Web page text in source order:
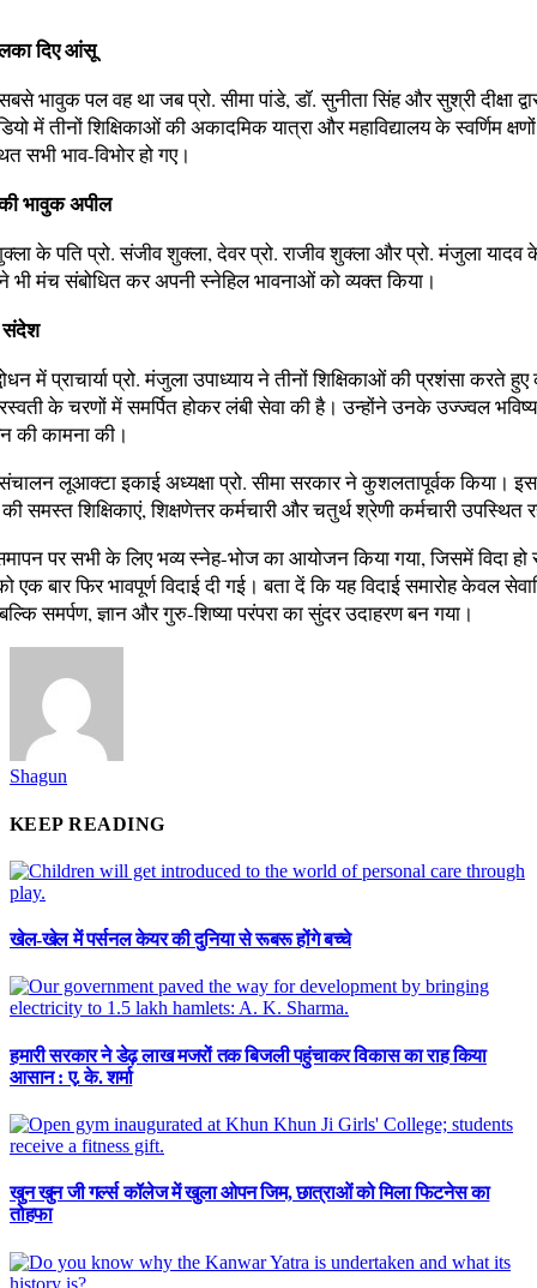
दिए आंसू
भावुक पल वह था जब प्रो. सीमा पांडे, डॉ. सुनीता सिंह और सुश्री दीक्षा
में तीनों शिक्षिकाओं की अकादमिक यात्रा और महाविद्यालय के स्वर्णिम
सभी भाव-विभोर हो गए।
भावुक अपील
के पति प्रो. संजीव शुक्ला, देवर प्रो. राजीव शुक्ला और प्रो. मंजुला यादव
ने भी मंच संबोधित कर अपनी स्नेहिल भावनाओं को व्यक्त किया।
संदेश
में प्राचार्या प्रो. मंजुला उपाध्याय ने तीनों शिक्षिकाओं की प्रशंसा करते
के चरणों में समर्पित होकर लंबी सेवा की है। उन्होंने उनके उज्ज्वल
की कामना की।
लूआक्टा इकाई अध्यक्षा प्रो. सीमा सरकार ने कुशलतापूर्वक किया।
की समस्त शिक्षिकाएं, शिक्षणेत्तर कर्मचारी और चतुर्थ श्रेणी कर्मचारी उपस्थित
पर सभी के लिए भव्य स्नेह-भोज का आयोजन किया गया, जिसमें विदा हो
एक बार फिर भावपूर्ण विदाई दी गई। बता दें कि यह विदाई समारोह केवल
समर्पण, ज्ञान और गुरु-शिष्या परंपरा का सुंदर उदाहरण बन गया।
Shagun
KEEP READING
खेल-खेल में पर्सनल केयर की दुनिया से रूबरू होंगे बच्चे
हमारी सरकार ने डेढ़ लाख मजरों तक बिजली पहुंचाकर विकास का राह किया
आसान : ए. के. शर्मा
खुन खुन जी गर्ल्स कॉलेज में खुला ओपन जिम, छात्राओं को मिला फिटनेस का
तोहफा